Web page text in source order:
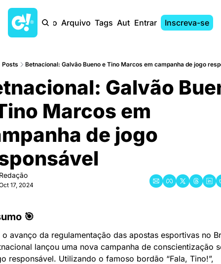
Início Arquivo Tags AutoresEntrar Inscreva-se
Posts Betnacional: Galvão Bueno e Tino Marcos em campanha de jogo
Galvão
Marcos em
de jogo
17, 2024
🎯
o avanço da regulamentação das apostas esportivas no
lançou uma nova campanha de conscientização
responsável. Utilizando o famoso bordão “Fala, Tino!”,